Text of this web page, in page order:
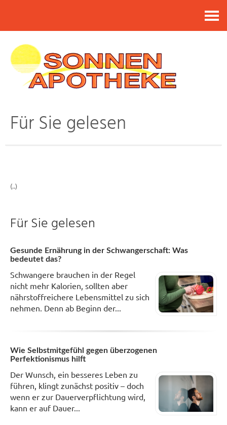
Für Sie gelesen
(..)
Für Sie gelesen
Gesunde Ernährung in der Schwangerschaft: Was
bedeutet das?
Schwangere brauchen in der Regel
nicht mehr Kalorien, sollten aber
nährstoffreichere Lebensmittel zu sich
nehmen. Denn ab Beginn der...
Wie Selbstmitgefühl gegen überzogenen
Perfektionismus hilft
Der Wunsch, ein besseres Leben zu
führen, klingt zunächst positiv – doch
wenn er zur Dauerverpflichtung wird,
kann er auf Dauer...